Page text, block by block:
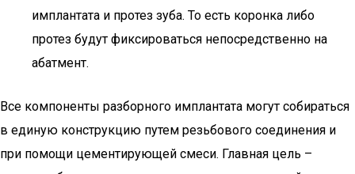
имплантата и протез зуба. То есть коронка либо
протез будут фиксироваться непосредственно на
абатмент.
Все компоненты разборного имплантата могут собираться
в единую конструкцию путем резьбового соединения и
при помощи цементирующей смеси. Главная цель –